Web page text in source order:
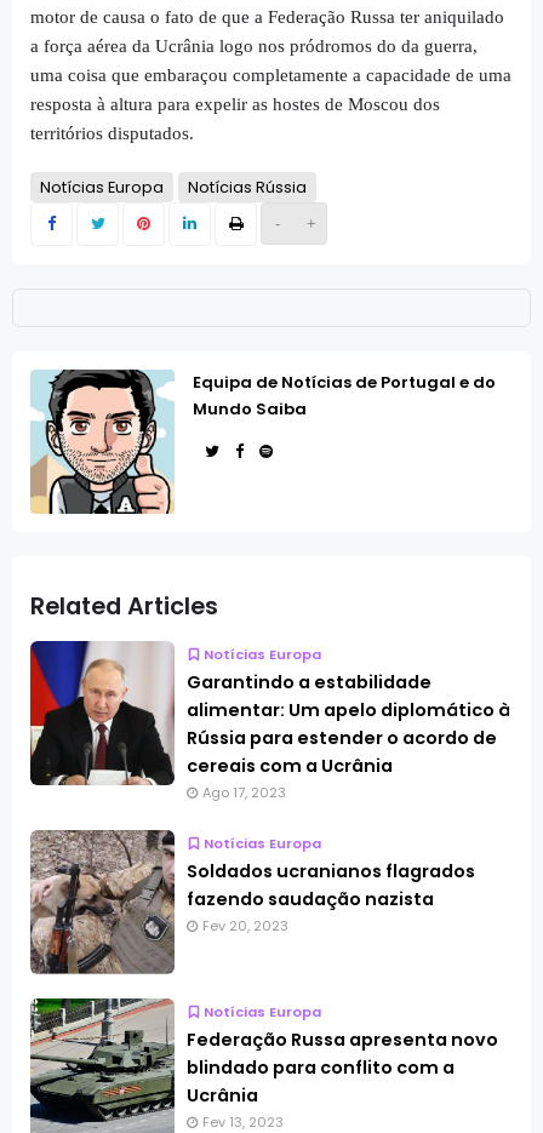
- +
motor de causa o fato de que a Federação Russa ter aniquilado
a força aérea da Ucrânia logo nos pródromos do da guerra,
uma coisa que embaraçou completamente a capacidade de uma
resposta à altura para expelir as hostes de Moscou dos
territórios disputados.
Notícias Europa Notícias Rússia
Equipa de Notícias de Portugal e do
Mundo Saiba
Related Articles
Notícias Europa
Garantindo a estabilidade
alimentar: Um apelo diplomático à
Rússia para estender o acordo de
cereais com a Ucrânia
Ago 17, 2023
Notícias Europa
Soldados ucranianos flagrados
fazendo saudação nazista
Fev 20, 2023
Notícias Europa
Federação Russa apresenta novo
blindado para conflito com a
Ucrânia
Fev 13, 2023